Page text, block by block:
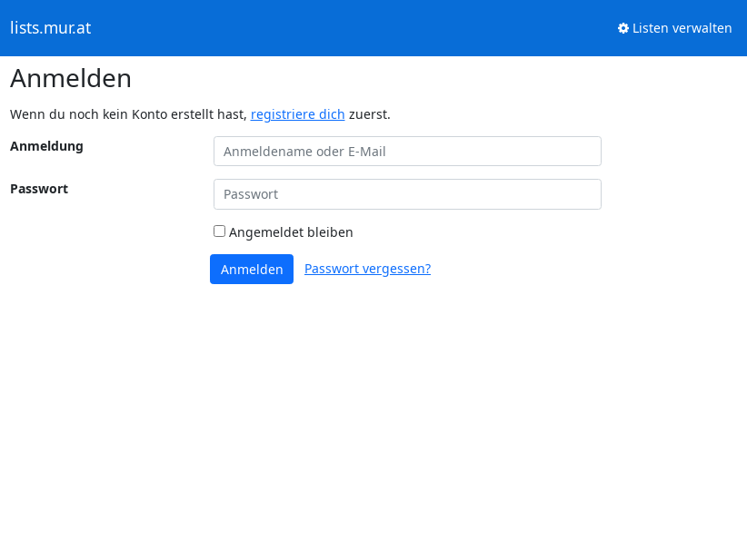
lists.mur.at Listen verwalten
Anmelden
Wenn du noch kein Konto erstellt hast, registriere dich zuerst.
Anmeldung
Passwort
Angemeldet bleiben
Anmelden Passwort vergessen?